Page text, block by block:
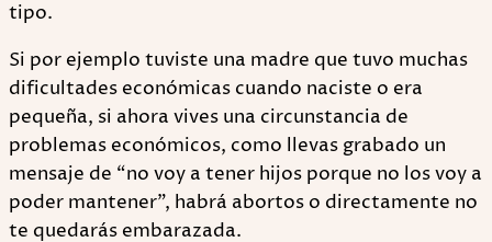
tipo.
Si por ejemplo tuviste una madre que tuvo muchas
dificultades económicas cuando naciste o era
pequeña, si ahora vives una circunstancia de
problemas económicos, como llevas grabado un
mensaje de “no voy a tener hijos porque no los voy a
poder mantener”, habrá abortos o directamente no
te quedarás embarazada.